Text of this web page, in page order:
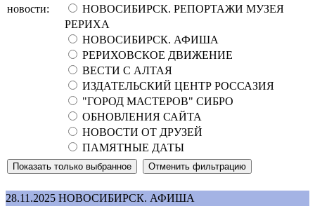
новости:
НОВОСИБИРСК. РЕПОРТАЖИ МУЗЕЯ
РЕРИХА
НОВОСИБИРСК. АФИША
РЕРИХОВСКОЕ ДВИЖЕНИЕ
ВЕСТИ С АЛТАЯ
ИЗДАТЕЛЬСКИЙ ЦЕНТР РОССАЗИЯ
"ГОРОД МАСТЕРОВ" СИБРО
ОБНОВЛЕНИЯ САЙТА
НОВОСТИ ОТ ДРУЗЕЙ
ПАМЯТНЫЕ ДАТЫ
28.11.2025 НОВОСИБИРСК. АФИША